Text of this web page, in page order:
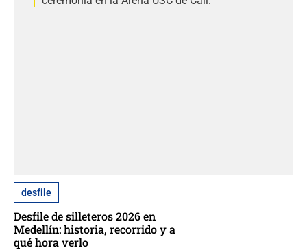
desfile
Desfile de silleteros 2026 en
Medellín: historia, recorrido y a
qué hora verlo